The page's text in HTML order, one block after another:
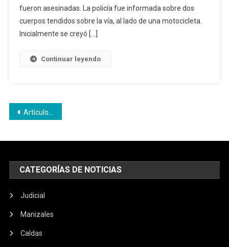
fueron asesinadas. La policía fue informada sobre dos
cuerpos tendidos sobre la vía, al lado de una motocicleta.
Inicialmente se creyó […]
Continuar leyendo
Navegación
Artículos antiguos
CATEGORÍAS DE NOTICIAS
Judicial
Manizales
Caldas